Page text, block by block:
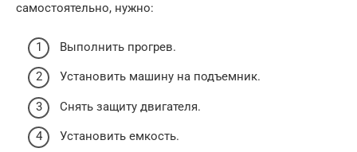
самостоятельно, нужно:
Выполнить прогрев.
Установить машину на подъемник.
Снять защиту двигателя.
Установить емкость.